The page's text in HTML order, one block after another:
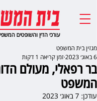
עורכי הדין והשופטים
בר רפאלי, מעולם
המשפט
מגזין בית המשפט
6 באוג׳ 2023
זמן קריאה 1 דקות
עודכן: 7 באוג׳ 2023